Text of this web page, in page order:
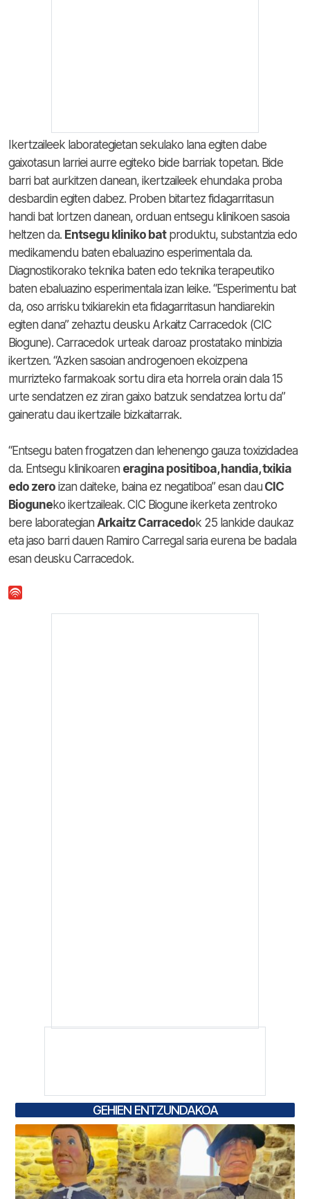
Ikertzaileek laborategietan sekulako lana egiten dabe
gaixotasun larriei aurre egiteko bide barriak topetan. Bide
barri bat aurkitzen danean, ikertzaileek ehundaka proba
desbardin egiten dabez. Proben bitartez fidagarritasun
handi bat lortzen danean, orduan entsegu klinikoen sasoia
heltzen da. Entsegu kliniko batproduktu, substantzia edo
medikamendu baten ebaluazino esperimentala da.
Diagnostikorako teknika baten edo teknika terapeutiko
baten ebaluazino esperimentala izan leike. “Esperimentu bat
da, oso arrisku txikiarekin eta fidagarritasun handiarekin
egiten dana” zehaztu deusku Arkaitz Carracedok (CIC
Biogune). Carracedok urteak daroaz prostatako minbizia
ikertzen. “Azken sasoian androgenoen ekoizpena
murrizteko farmakoak sortu dira eta horrela orain dala 15
urte sendatzen ez ziran gaixo batzuk sendatzea lortu da”
gaineratu dau ikertzaile bizkaitarrak.
“Entsegu baten frogatzen dan lehenengo gauza toxizidadea
da. Entsegu klinikoaren eragina positiboa, handia, txikia
edo zero izan daiteke, baina ez negatiboa” esan dau CIC
Bioguneko ikertzaileak. CIC Biogune ikerketa zentroko
bere laborategian Arkaitz Carracedok 25 lankide daukaz
eta jaso barri dauen Ramiro Carregal saria eurena be badala
esan deusku Carracedok.
GEHIEN ENTZUNDAKOA